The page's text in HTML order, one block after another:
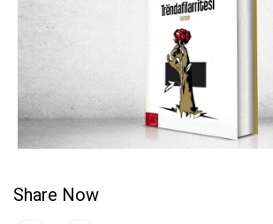
Share Now